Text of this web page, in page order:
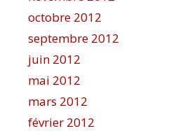
octobre 2012
septembre 2012
juin 2012
mai 2012
mars 2012
février 2012